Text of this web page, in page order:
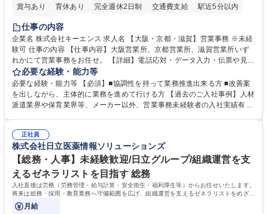
賞与あり 育休あり 完全週休2日制 交通費支給
駅近5分以内
土日祝休み
仕事の内容
企業名 株式会社キーエンス 求人名 【大阪・京都・滋賀】営業事務 ※未経
験可 仕事の内容 【仕事内容】大阪営業所、京都営業所、滋賀営業所いず
れかにて営業事務をお任せ。 【詳細】電話応対・データ入力・伝票や見積
の作成・カタログ送付・来客対応・営業所内で発生する事務業務や業務改
善をお任せ。 【教育制度】ご入社後、育成担当とペアになりながらOJTに
て業務を覚えていただくことが可能です。業務システムがきちんと構築さ
れているため、スムーズに仕事に慣れることができる環境です。また、
募集職種 【大阪・京都・滋賀】営業事務 ※未経験可
必要な経験・能力等
必要な経験・能力等 【必須】■協調性を持って業務推進出来る方 ■改善案
を出しながら、主体的に業務を進めて行ける方 【過去のご入社事例】人材
派遣業界や保育業界等、メーカー以外、営業事務未経験者の入社実績有
えて、お客様や社員の状況に合わせ、能動的なサポート、改善の動きも期
待され。組織を支えるスペシャリストとして、チームに貢献し、結果的に
社員から頼られる存在になることができます。平均19:30の退勤以降の業
務の持ち帰りも禁止されており、メリハリのある働き方となります。 学
歴・資格 学歴：大学院 大学 高専 短大 語学力： 資格：
正社員
株式会社日立医薬情報ソリューションズ
【総務・人事】未経験歓迎/日立グループ/組織運営を支
えるゼネラリストを目指す 総務
入社直後は労務（労務管理・給与計算・安全衛生・福利厚生等）からお任せいたします。
将来は総務・採用・教育業務へ守備範囲を広げ、組織運営を支えるゼネラリストをめざせ
ます。
月給